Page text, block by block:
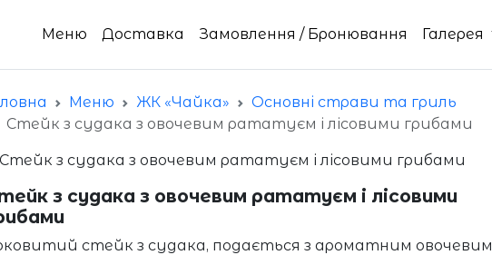
Меню Доставка Замовлення / Бронювання Галерея
Меню ЖК «Чайка»
Основні страви та гриль
Стейк з судака з овочевим рататуєм і лісовими грибами
з судака з овочевим рататуєм і лісовими
стейк з судака, подається з ароматним овочевим